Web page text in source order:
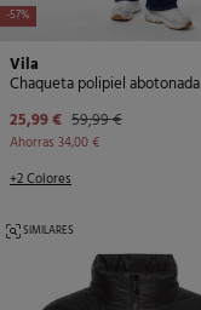
-57%
Vila
Chaqueta polipiel abotonada
25,99 € 59,99 €
Ahorras 34,00 €
+2 Colores
SIMILARES